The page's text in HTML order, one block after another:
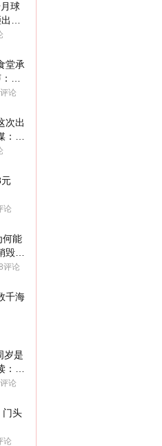
球
直
堂承
初
不
论
次出
俄
论
何能
胚
评论
千海
岁是
很
论
门头
论